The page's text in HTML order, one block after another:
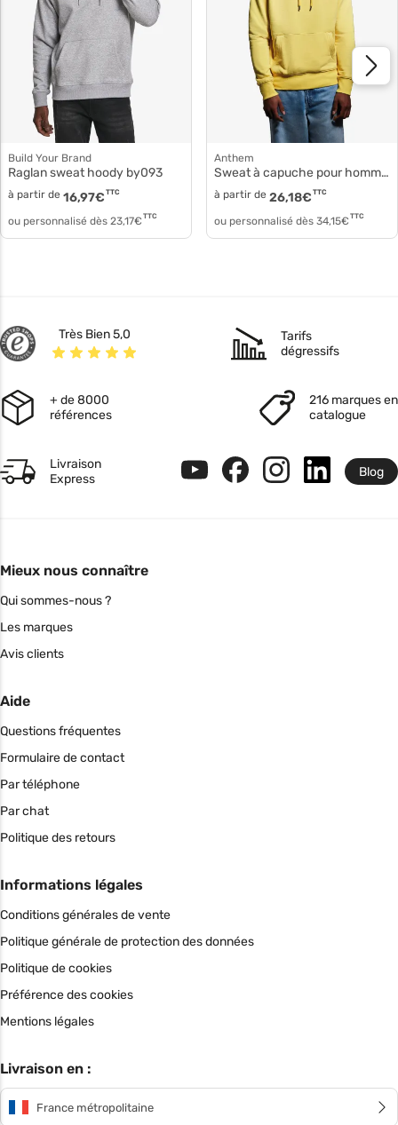
Build Your Brand
Raglan sweat hoody by093
à partir de 16,97€ TTC
ou personnalisé dès 23,17€ TTC
Anthem
Sweat à capuche pour homme am001
à partir de 26,18€ TTC
ou personnalisé dès 34,15€ TTC
Très Bien 5,0
Tarifs
dégressifs
+ de 8000
références
216 marques en
catalogue
Livraison
Express
Blog
Mieux nous connaître
Qui sommes-nous ?
Les marques
Avis clients
Aide
Questions fréquentes
Formulaire de contact
Par téléphone
Par chat
Politique des retours
Informations légales
Conditions générales de vente
Politique générale de protection des données
Politique de cookies
Préférence des cookies
Mentions légales
Livraison en :
France métropolitaine